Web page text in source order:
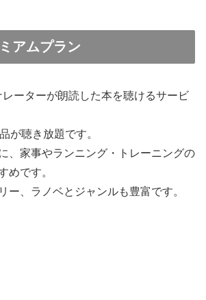
アムプラン
ーターが朗読した本を聴けるサービ
が聴き放題です。
、家事やランニング・トレーニングの
めです。
ー、ラノベとジャンルも豊富です。